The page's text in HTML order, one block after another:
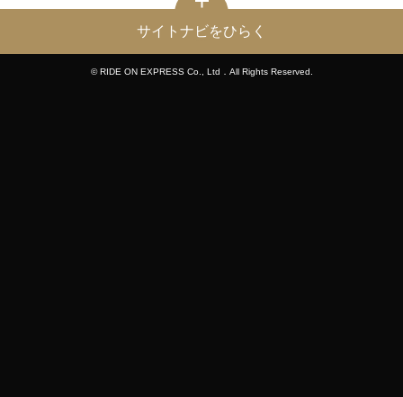
サイトナビをひらく
© RIDE ON EXPRESS Co., Ltd．All Rights Reserved.